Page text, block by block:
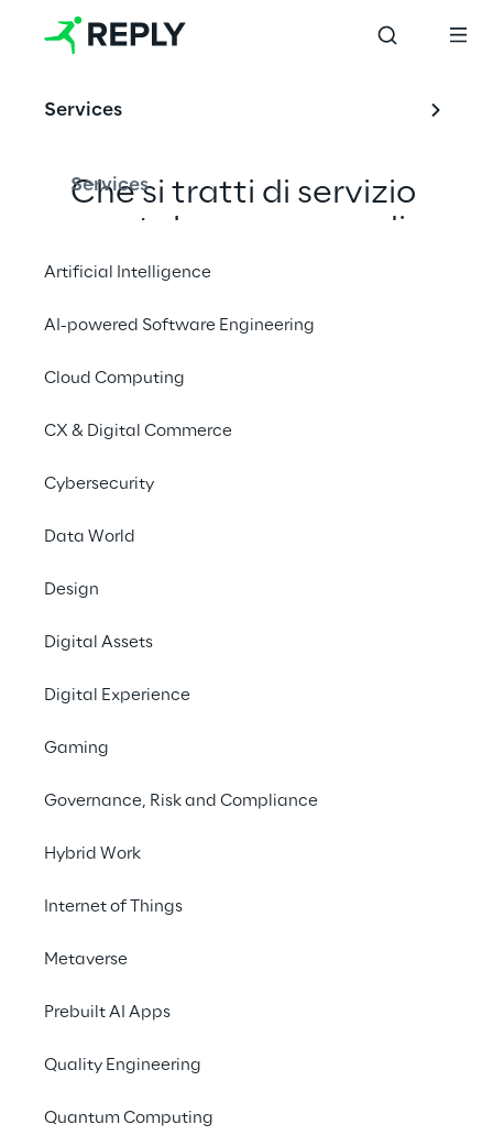
Services
Services
Artificial Intelligence
AI-powered Software Engineering
Cloud Computing
CX & Digital Commerce
Cybersecurity
Data World
Design
Digital Assets
Digital Experience
Gaming
Governance, Risk and Compliance
Hybrid Work
Internet of Things
Metaverse
Prebuilt AI Apps
Quality Engineering
Quantum Computing
Che si tratti di servizio
postale, consegna di
pacchi express,
pesanti, gestione di
magazzino o logistica
sappiamo come
funziona il tuo business e
Highlights